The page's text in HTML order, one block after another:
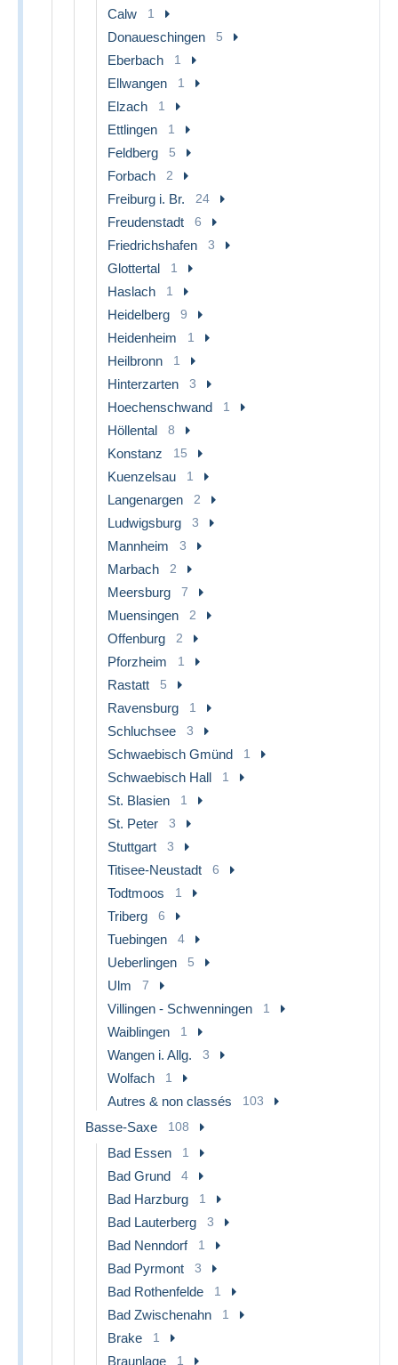
Calw 1
Donaueschingen 5
Eberbach 1
Ellwangen 1
Elzach 1
Ettlingen 1
Feldberg 5
Forbach 2
Freiburg i. Br. 24
Freudenstadt 6
Friedrichshafen 3
Glottertal 1
Haslach 1
Heidelberg 9
Heidenheim 1
Heilbronn 1
Hinterzarten 3
Hoechenschwand 1
Höllental 8
Konstanz 15
Kuenzelsau 1
Langenargen 2
Ludwigsburg 3
Mannheim 3
Marbach 2
Meersburg 7
Muensingen 2
Offenburg 2
Pforzheim 1
Rastatt 5
Ravensburg 1
Schluchsee 3
Schwaebisch Gmünd 1
Schwaebisch Hall 1
St. Blasien 1
St. Peter 3
Stuttgart 3
Titisee-Neustadt 6
Todtmoos 1
Triberg 6
Tuebingen 4
Ueberlingen 5
Ulm 7
Villingen - Schwenningen 1
Waiblingen 1
Wangen i. Allg. 3
Wolfach 1
Autres & non classés 103
Basse-Saxe 108
Bad Essen 1
Bad Grund 4
Bad Harzburg 1
Bad Lauterberg 3
Bad Nenndorf 1
Bad Pyrmont 3
Bad Rothenfelde 1
Bad Zwischenahn 1
Brake 1
Braunlage 1